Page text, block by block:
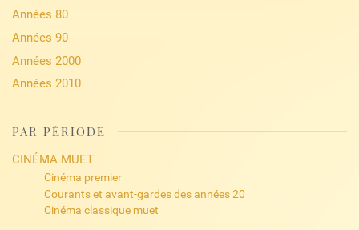
Années 80
Années 90
Années 2000
Années 2010
PAR PÉRIODE
CINÉMA MUET
Cinéma premier
Courants et avant-gardes des années 20
Cinéma classique muet